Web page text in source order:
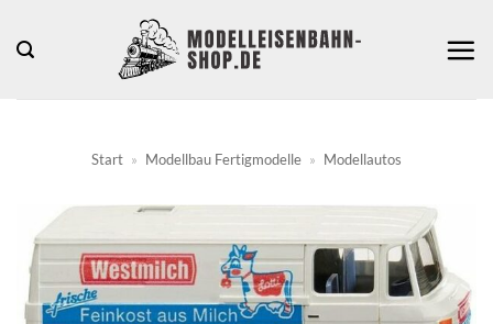
Inhalt
Start » Modellbau Fertigmodelle » Modellautos